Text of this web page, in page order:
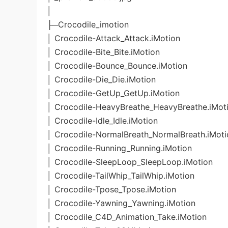
├─Crocodile_imotion
│ Crocodile-Attack_Attack.iMotion
│ Crocodile-Bite_Bite.iMotion
│ Crocodile-Bounce_Bounce.iMotion
│ Crocodile-Die_Die.iMotion
│ Crocodile-GetUp_GetUp.iMotion
│ Crocodile-
│ Crocodile-Idle_Idle.iMotion
│ Crocodile-
│ Crocodile-Running_Running.iMotion
│ Crocodile-SleepLoop_SleepLoop.iMotion
│ Crocodile-TailWhip_TailWhip.iMotion
│ Crocodile-Tpose_Tpose.iMotion
│ Crocodile-Yawning_Yawning.iMotion
│ Crocodile_C4D_Animation_Take.iMotion